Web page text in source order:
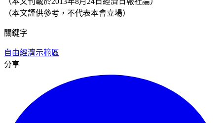
（本文謹供參考，不代表本會立場）
關鍵字
自由經濟示範區
分享